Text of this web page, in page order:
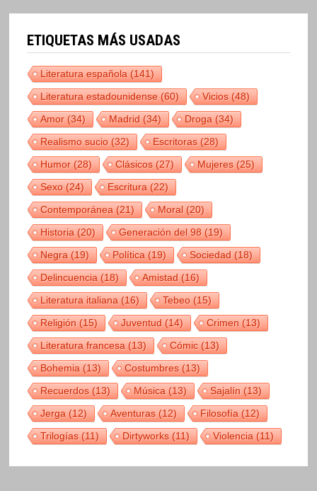
ETIQUETAS MÁS USADAS
Literatura española(141)
Literatura estadounidense(60) Vicios(48)
Amor(34) Madrid(34) Droga(34)
Realismo sucio(32) Escritoras(28)
Humor(28) Clásicos(27) Mujeres(25)
Sexo(24) Escritura(22)
Contemporánea(21) Moral(20)
Historia(20) Generación del 98(19)
Negra(19) Política(19) Sociedad(18)
Delincuencia(18) Amistad(16)
Literatura italiana(16) Tebeo(15)
Religión(15) Juventud(14) Crimen(13)
Literatura francesa(13) Cómic(13)
Bohemia(13) Costumbres(13)
Recuerdos(13) Música(13) Sajalín(13)
Jerga(12) Aventuras(12) Filosofía(12)
Trilogías(11) Dirtyworks(11) Violencia(11)